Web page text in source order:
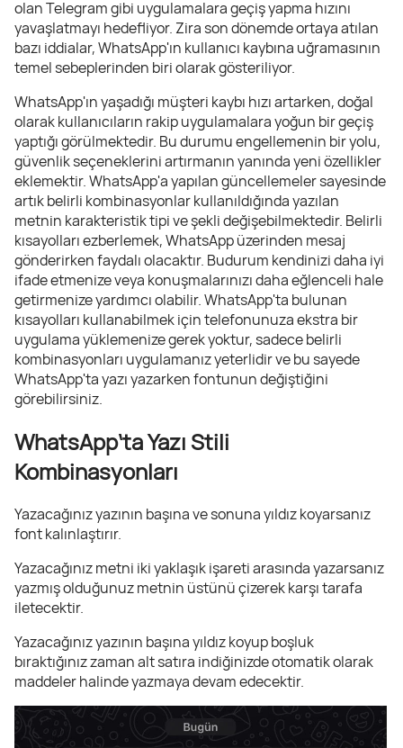
olan Telegram gibi uygulamalara geçiş yapma hızını
yavaşlatmayı hedefliyor. Zira son dönemde ortaya atılan
bazı iddialar, WhatsApp'ın kullanıcı kaybına uğramasının
temel sebeplerinden biri olarak gösteriliyor.
WhatsApp'ın yaşadığı müşteri kaybı hızı artarken, doğal
olarak kullanıcıların rakip uygulamalara yoğun bir geçiş
yaptığı görülmektedir. Bu durumu engellemenin bir yolu,
güvenlik seçeneklerini artırmanın yanında yeni özellikler
eklemektir. WhatsApp'a yapılan güncellemeler sayesinde
artık belirli kombinasyonlar kullanıldığında yazılan
metnin karakteristik tipi ve şekli değişebilmektedir. Belirli
kısayolları ezberlemek, WhatsApp üzerinden mesaj
gönderirken faydalı olacaktır. Budurum kendinizi daha iyi
ifade etmenize veya konuşmalarınızı daha eğlenceli hale
getirmenize yardımcı olabilir. WhatsApp'ta bulunan
kısayolları kullanabilmek için telefonunuza ekstra bir
uygulama yüklemenize gerek yoktur, sadece belirli
kombinasyonları uygulamanız yeterlidir ve bu sayede
WhatsApp'ta yazı yazarken fontunun değiştiğini
görebilirsiniz.
WhatsApp‘ta Yazı Stili
Kombinasyonları
Yazacağınız yazının başına ve sonuna yıldız koyarsanız
font kalınlaştırır.
Yazacağınız metni iki yaklaşık işareti arasında yazarsanız
yazmış olduğunuz metnin üstünü çizerek karşı tarafa
iletecektir.
Yazacağınız yazının başına yıldız koyup boşluk
bıraktığınız zaman alt satıra indiğinizde otomatik olarak
maddeler halinde yazmaya devam edecektir.